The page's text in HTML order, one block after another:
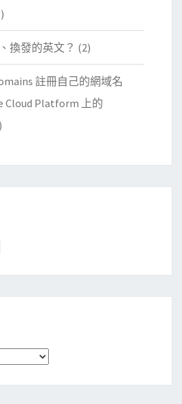
換發的英文？ (2)
註冊自己的網域名
Cloud Platform 上的